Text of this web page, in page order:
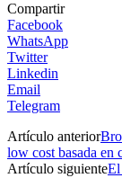
Compartir
Facebook
WhatsApp
Twitter
Linkedin
Email
Telegram
Artículo anterior
low cost basada en
Artículo siguienteEl